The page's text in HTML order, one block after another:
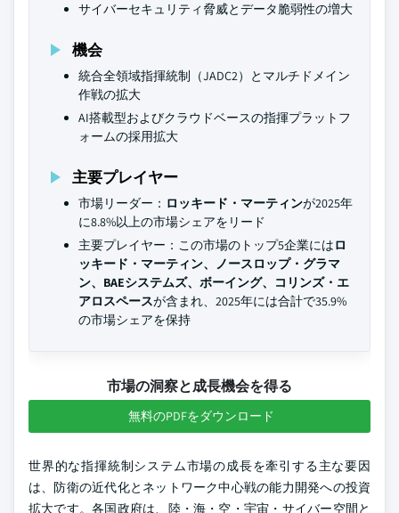
サイバーセキュリティ脅威とデータ脆弱性の増大
機会
統合全領域指揮統制（JADC2）とマルチドメイン
作戦の拡大
AI搭載型およびクラウドベースの指揮プラットフ
ォームの採用拡大
主要プレイヤー
市場リーダー： ロッキード・マーティンが2025年
に8.8%以上の市場シェアをリード
主要プレイヤー：この市場のトップ5企業にはロ
ッキード・マーティン、ノースロップ・グラマ
ン、BAEシステムズ、ボーイング、コリンズ・エ
アロスペースが含まれ、2025年には合計で35.9%
の市場シェアを保持
市場の洞察と成長機会を得る
無料のPDFをダウンロード
世界的な指揮統制システム市場の成長を牽引する主な要因
は、防衛の近代化とネットワーク中心戦の能力開発への投資
拡大です。各国政府は、陸・海・空・宇宙・サイバー空間と